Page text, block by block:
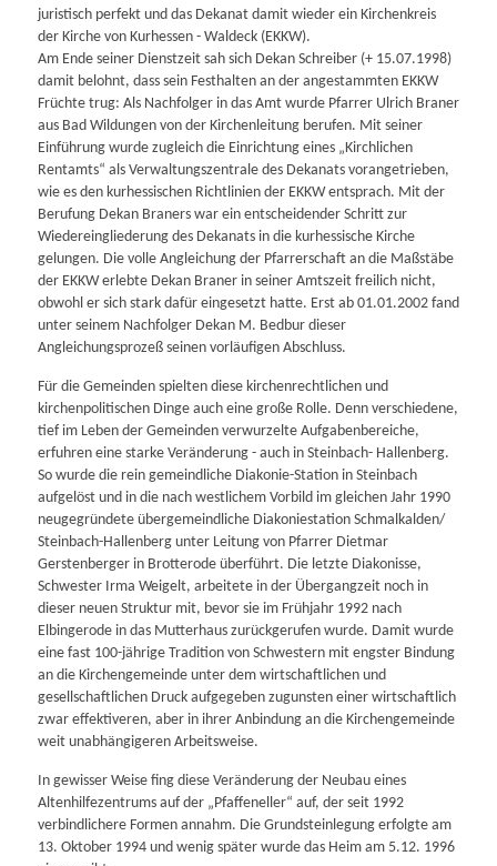
juristisch perfekt und das Dekanat damit wieder ein Kirchenkreis
der Kirche von Kurhessen - Waldeck (EKKW).
Am Ende seiner Dienstzeit sah sich Dekan Schreiber (+ 15.07.1998)
damit belohnt, dass sein Festhalten an der angestammten EKKW
Früchte trug: Als Nachfolger in das Amt wurde Pfarrer Ulrich Braner
aus Bad Wildungen von der Kirchenleitung berufen. Mit seiner
Einführung wurde zugleich die Einrichtung eines „Kirchlichen
Rentamts“ als Verwaltungszentrale des Dekanats vorangetrieben,
wie es den kurhessischen Richtlinien der EKKW entsprach. Mit der
Berufung Dekan Braners war ein entscheidender Schritt zur
Wiedereingliederung des Dekanats in die kurhessische Kirche
gelungen. Die volle Angleichung der Pfarrerschaft an die Maßstäbe
der EKKW erlebte Dekan Braner in seiner Amtszeit freilich nicht,
obwohl er sich stark dafür eingesetzt hatte. Erst ab 01.01.2002 fand
unter seinem Nachfolger Dekan M. Bedbur dieser
Angleichungsprozeß seinen vorläufigen Abschluss.
Für die Gemeinden spielten diese kirchenrechtlichen und
kirchenpolitischen Dinge auch eine große Rolle. Denn verschiedene,
tief im Leben der Gemeinden verwurzelte Aufgabenbereiche,
erfuhren eine starke Veränderung - auch in Steinbach- Hallenberg.
So wurde die rein gemeindliche Diakonie-Station in Steinbach
aufgelöst und in die nach westlichem Vorbild im gleichen Jahr 1990
neugegründete übergemeindliche Diakoniestation Schmalkalden/
Steinbach-Hallenberg unter Leitung von Pfarrer Dietmar
Gerstenberger in Brotterode überführt. Die letzte Diakonisse,
Schwester Irma Weigelt, arbeitete in der Übergangzeit noch in
dieser neuen Struktur mit, bevor sie im Frühjahr 1992 nach
Elbingerode in das Mutterhaus zurückgerufen wurde. Damit wurde
eine fast 100-jährige Tradition von Schwestern mit engster Bindung
an die Kirchengemeinde unter dem wirtschaftlichen und
gesellschaftlichen Druck aufgegeben zugunsten einer wirtschaftlich
zwar effektiveren, aber in ihrer Anbindung an die Kirchengemeinde
weit unabhängigeren Arbeitsweise.
In gewisser Weise fing diese Veränderung der Neubau eines
Altenhilfezentrums auf der „Pfaffeneller“ auf, der seit 1992
verbindlichere Formen annahm. Die Grundsteinlegung erfolgte am
13. Oktober 1994 und wenig später wurde das Heim am 5.12. 1996